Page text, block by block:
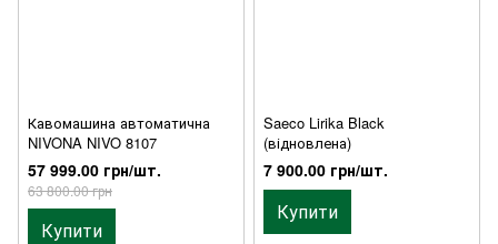
Кавомашина автоматична
NIVONA NIVO 8107
57 999.00 грн/шт.
63 800.00 грн
Купити
Saeco Lirika Black
(відновлена)
7 900.00 грн/шт.
Купити